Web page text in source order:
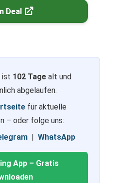
Deal
ist 102 Tagealt und
abgelaufen.
für aktuelle
– oder folge uns:
| WhatsApp
App – Gratis